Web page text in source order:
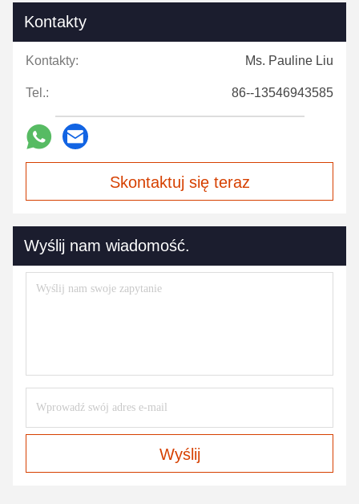
Kontakty
Kontakty: Ms. Pauline Liu
Tel.: 86--13546943585
Skontaktuj się teraz
Wyślij nam wiadomość.
Wyślij